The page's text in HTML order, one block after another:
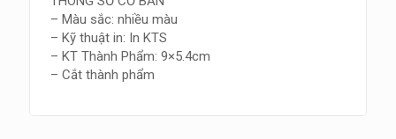
– Màu sắc: nhiều màu
– Kỹ thuật in: In KTS
– KT Thành Phẩm: 9×5.4cm
– Cắt thành phẩm